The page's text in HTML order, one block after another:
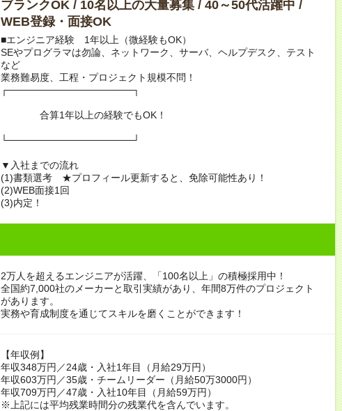
ブランクOK / 10名以上の大量募集 / 40～50代活躍中 /
WEB登録・面接OK
■エンジニア経験 1年以上（微経験もOK）
SEやプログラマは勿論、ネットワーク、サーバ、ヘルプデスク、テスト
など
業務難易度、工程・プロジェクト規模不問！
┌──────────────────┐
合算1年以上の経験でもOK！
└──────────────────┘
▼入社までの流れ
(1)書類選考 ★プロフィール更新すると、免除可能性あり！
(2)WEB面接1回
(3)内定！
2万人を超えるエンジニアが活躍、「100名以上」の積極採用中！
全国約7,000社のメーカーと取引実績があり、年間8万件のプロジェクト
があります。
実務や育成制度を通じてスキルを磨くことができます！
【年収例】
年収348万円／24歳・入社1年目（月給29万円）
年収603万円／35歳・チームリーダー（月給50万3000円）
年収709万円／47歳・入社10年目（月給59万円）
※上記には平均残業時間分の残業代を含んでいます。